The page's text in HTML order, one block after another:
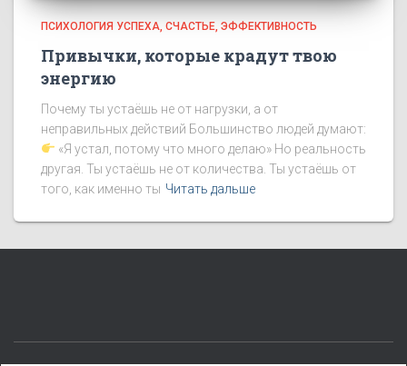
ПСИХОЛОГИЯ УСПЕХА СЧАСТЬЕ ЭФФЕКТИВНОСТЬ
Привычки, которые крадут твою
энергию
Почему ты устаёшь не от нагрузки, а от
неправильных действий Большинство людей думают:
«Я устал, потому что много делаю» Но реальность
другая. Ты устаёшь не от количества. Ты устаёшь от
того, как именно ты Читать дальше